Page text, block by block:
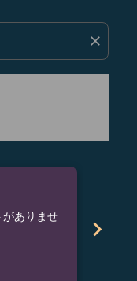
close
ありませ
chevron_right